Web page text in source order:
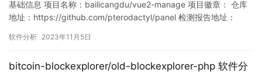
基础信息 项目名称：bailicangdu/vue2-manage 项目徽章： 仓库
地址：https://github.com/pterodactyl/panel 检测报告地址：
78720/1720850374970376192 此报告由Murphy…
软件分析 2023年11月5日
bitcoin-blockexplorer/old-blockexplorer-php 软件分